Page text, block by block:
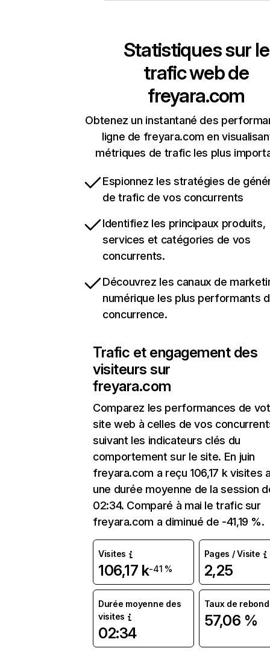
Statistiques sur le
trafic web de
freyara.com
Obtenez un instantané des
ligne de freyara.com en
métriques de trafic les plus
Espionnez les stratégies de
de trafic de vos concurrents
Identifiez les principaux produits,
services et catégories de vos
concurrents.
Découvrez les canaux de
numérique les plus performants
concurrence.
Trafic et engagement des
visiteurs sur
freyara.com
Comparez les performances de
site web à celles de vos
suivant les indicateurs clés du
comportement sur le site. En juin
freyara.com a reçu 106,17 k visites
une durée moyenne de la session
02:34. Comparé à mai le trafic sur
freyara.com a diminué de -41,19 %.
Visites
106,17 k-41 %
Pages / Visite
2,25
Durée moyenne des
visites
02:34
Taux de rebond
57,06 %